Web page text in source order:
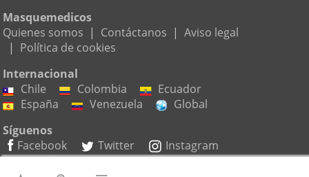
Masquemedicos
Quienes somos | Contáctanos | Aviso legal
| Política de cookies
Internacional
Chile
Colombia
Ecuador
España
Venezuela
Global
Síguenos
Facebook
Twitter
Instagram
Suscríbete a nuestro boletín